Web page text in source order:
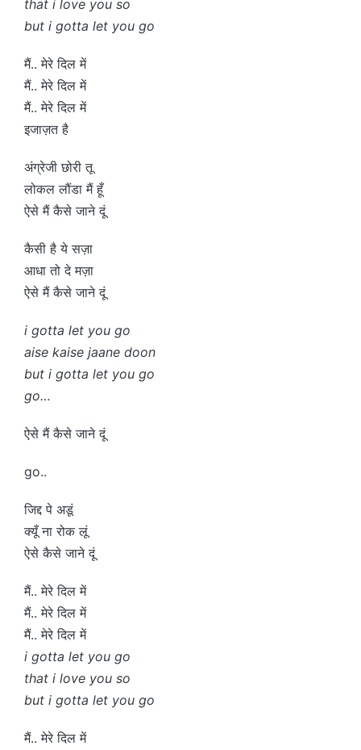
that i love you so
but i gotta let you go
मैं.. मेरे दिल में
मैं.. मेरे दिल में
मैं.. मेरे दिल में
इजाज़त है
अंग्रेजी छोरी तू
लोकल लौंडा मैं हूँ
ऐसे मैं कैसे जाने दूं
कैसी है ये सज़ा
आधा तो दे मज़ा
ऐसे मैं कैसे जाने दूं
i gotta let you go
aise kaise jaane doon
but i gotta let you go
go…
ऐसे मैं कैसे जाने दूं
go..
जिद्द पे अडूं
क्यूँ ना रोक लूं
ऐसे कैसे जाने दूं
मैं.. मेरे दिल में
मैं.. मेरे दिल में
मैं.. मेरे दिल में
i gotta let you go
that i love you so
but i gotta let you go
मैं.. मेरे दिल में